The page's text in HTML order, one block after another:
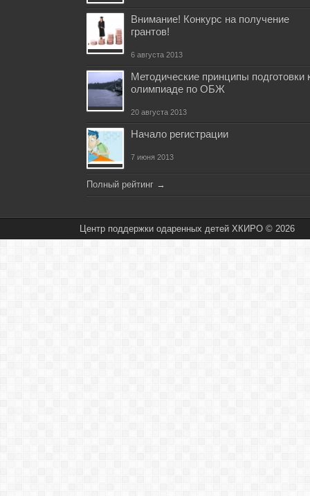
Внимание! Конкурс на получение
грантов!
6 августа 2013
Методические принципы подготовки
олимпиаде по ОБЖ
20 августа 2013
Начало регистрации
7 июня 2013
Полный рейтинг →
Центр поддержки одаренных детей ХКИРО © 2026